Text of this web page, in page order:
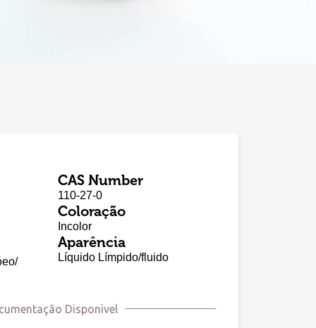
CAS Number
110-27-0
Coloração
Incolor
Aparência
Líquido Límpido/fluido
Disponivel